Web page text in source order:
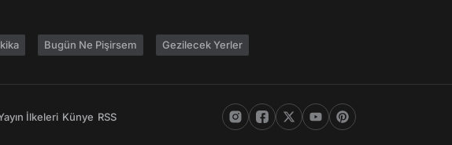
Bugün Ne Pişirsem Gezilecek Yerler
İlkeleri Künye RSS